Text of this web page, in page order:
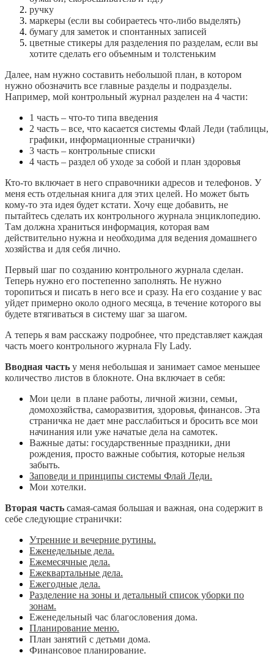
ручку
маркеры (если вы собираетесь что-либо выделять)
бумагу для заметок и спонтанных записей
цветные стикеры для разделения по разделам, если вы
хотите сделать его объемным и толстеньким
Далее, нам нужно составить небольшой план, в котором
нужно обозначить все главные разделы и подразделы.
Например, мой контрольный журнал разделен на 4 части:
1 часть – что-то типа введения
2 часть – все, что касается системы Флай Леди (таблицы,
графики, информационные странички)
3 часть – контрольные списки
4 часть – раздел об уходе за собой и план здоровья
Кто-то включает в него справочники адресов и телефонов. У
меня есть отдельная книга для этих целей. Но может быть
кому-то эта идея будет кстати. Хочу еще добавить, не
пытайтесь сделать их контрольного журнала энциклопедию.
Там должна храниться информация, которая вам
действительно нужна и необходима для ведения домашнего
хозяйства и для себя лично.
Первый шаг по созданию контрольного журнала сделан.
Теперь нужно его постепенно заполнять. Не нужно
торопиться и писать в него все и сразу. На его создание у вас
уйдет примерно около одного месяца, в течение которого вы
будете втягиваться в систему шаг за шагом.
А теперь я вам расскажу подробнее, что представляет каждая
часть моего контрольного журнала Fly Lady.
Вводная часть у меня небольшая и занимает самое меньшее
количество листов в блокноте. Она включает в себя:
Мои цели в плане работы, личной жизни, семьи,
домохозяйства, саморазвития, здоровья, финансов. Эта
страничка не дает мне расслабиться и бросить все мои
начинания или уже начатые дела на самотек.
Важные даты: государственные праздники, дни
рождения, просто важные события, которые нельзя
забыть.
Заповеди и принципы системы Флай Леди.
Мои хотелки.
Вторая часть самая-самая большая и важная, она содержит в
себе следующие странички:
Утренние и вечерние рутины.
Еженедельные дела.
Ежемесячные дела.
Ежеквартальные дела.
Ежегодные дела.
Разделение на зоны и детальный список уборки по
зонам.
Еженедельный час благословения дома.
Планирование меню.
План занятий с детьми дома.
Финансовое планирование.